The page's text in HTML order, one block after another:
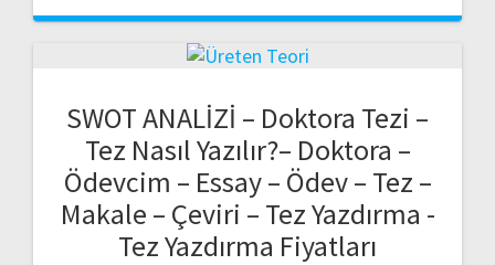
SWOT ANALİZİ – Doktora Tezi –
Tez Nasıl Yazılır?– Doktora –
Ödevcim – Essay – Ödev – Tez –
Makale – Çeviri – Tez Yazdırma -
Tez Yazdırma Fiyatları